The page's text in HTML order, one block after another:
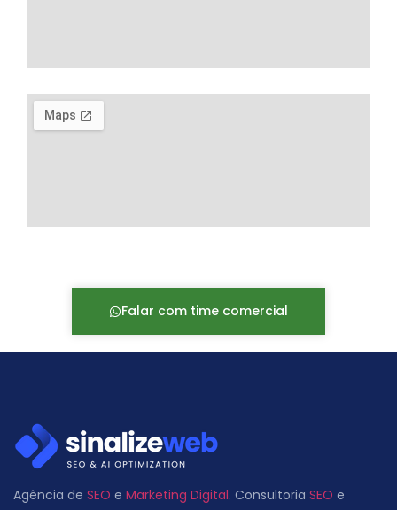
Falar com time comercial
Agência de SEO e Marketing Digital. Consultoria SEO e